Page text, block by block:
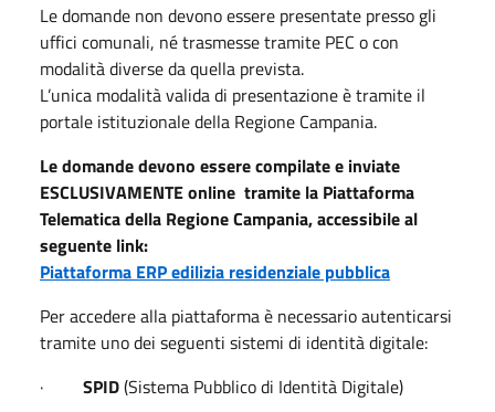
Le domande non devono essere presentate presso gli
uffici comunali, né trasmesse tramite PEC o con
modalità diverse da quella prevista.
L’unica modalità valida di presentazione è tramite il
portale istituzionale della Regione Campania.
Le domande devono essere compilate e inviate
ESCLUSIVAMENTE online tramite la Piattaforma
Telematica della Regione Campania, accessibile al
seguente link:
Piattaforma ERP edilizia residenziale pubblica
Per accedere alla piattaforma è necessario autenticarsi
tramite uno dei seguenti sistemi di identità digitale:
· SPID(Sistema Pubblico di Identità Digitale)